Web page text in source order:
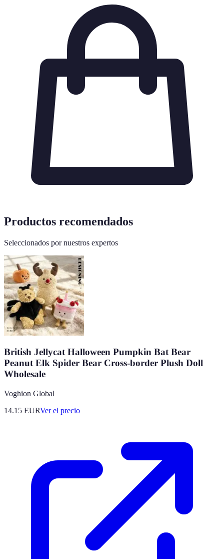
Productos recomendados
Seleccionados por nuestros expertos
British Jellycat Halloween Pumpkin Bat Bear
Peanut Elk Spider Bear Cross-border Plush Doll
Wholesale
Voghion Global
14.15 EURVer el precio